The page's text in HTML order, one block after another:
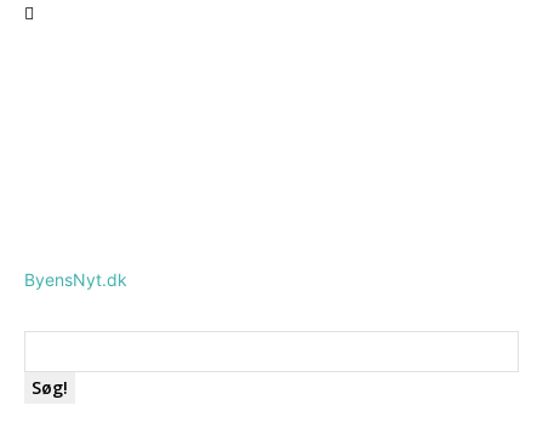
ByensNyt.dk
Søg!